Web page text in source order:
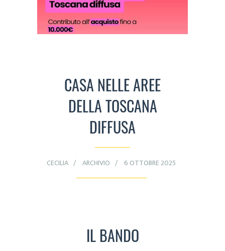
CASA NELLE AREE
DELLA TOSCANA
DIFFUSA
CECILIA ARCHIVIO 6 OTTOBRE 2025
IL BANDO